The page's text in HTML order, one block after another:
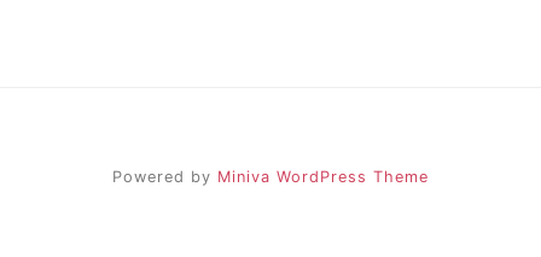
Powered by Miniva WordPress Theme